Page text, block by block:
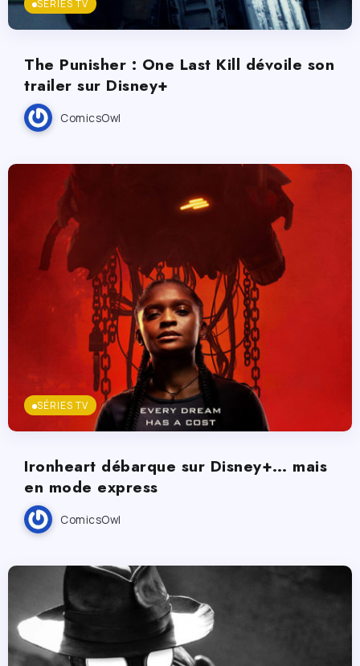
SÉRIES TV
The Punisher : One Last Kill dévoile son
trailer sur Disney+
ComicsOwl
SÉRIES TV
Ironheart débarque sur Disney+… mais
en mode express
ComicsOwl